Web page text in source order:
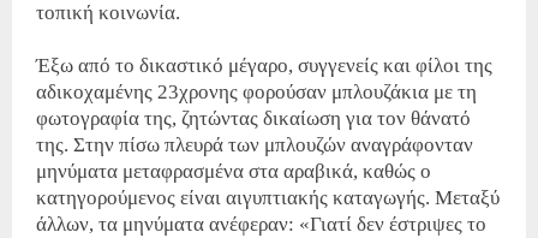
τοπική κοινωνία.
Έξω από το δικαστικό μέγαρο, συγγενείς και φίλοι της
αδικοχαμένης 23χρονης φορούσαν μπλουζάκια με τη
φωτογραφία της, ζητώντας δικαίωση για τον θάνατό
της. Στην πίσω πλευρά των μπλουζών αναγράφονταν
μηνύματα μεταφρασμένα στα αραβικά, καθώς ο
κατηγορούμενος είναι αιγυπτιακής καταγωγής. Μεταξύ
άλλων, τα μηνύματα ανέφεραν: «Γιατί δεν έστριψες το